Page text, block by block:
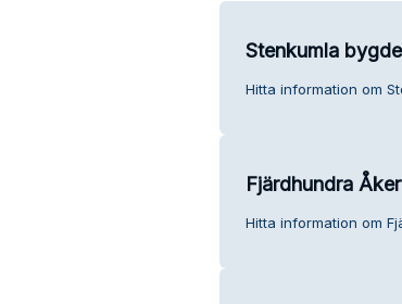
Stenkumla
Hitta information om
Fjärdhundra
Hitta information om